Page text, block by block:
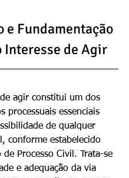
e Fundamentação
Interesse de Agir
agir constitui um dos
processuais essenciais
de qualquer
conforme estabelecido
de Processo Civil. Trata-se
e adequação da via